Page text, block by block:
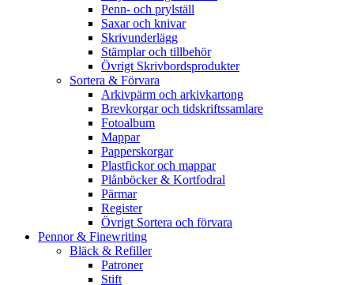
Penn- och prylställ
Saxar och knivar
Skrivunderlägg
Stämplar och tillbehör
Övrigt Skrivbordsprodukter
Sortera & Förvara
Arkivpärm och arkivkartong
Brevkorgar och tidskriftssamlare
Fotoalbum
Mappar
Papperskorgar
Plastfickor och mappar
Plånböcker & Kortfodral
Pärmar
Register
Övrigt Sortera och förvara
Pennor & Finewriting
Bläck & Refiller
Patroner
Stift